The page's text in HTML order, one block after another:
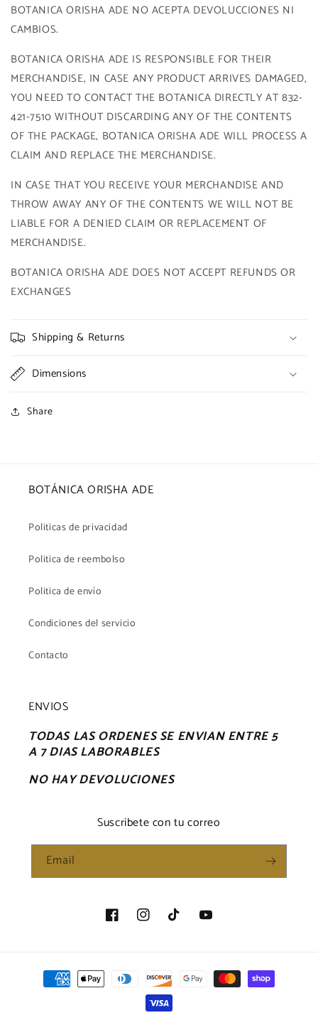
BOTANICA ORISHA ADE NO ACEPTA DEVOLUCCIONES NI
CAMBIOS.
BOTANICA ORISHA ADE IS RESPONSIBLE FOR THEIR
MERCHANDISE, IN CASE ANY PRODUCT ARRIVES DAMAGED,
YOU NEED TO CONTACT THE BOTANICA DIRECTLY AT 832-
421-7510 WITHOUT DISCARDING ANY OF THE CONTENTS
OF THE PACKAGE, BOTANICA ORISHA ADE WILL PROCESS A
CLAIM AND REPLACE THE MERCHANDISE.
IN CASE THAT YOU RECEIVE YOUR MERCHANDISE AND
THROW AWAY ANY OF THE CONTENTS WE WILL NOT BE
LIABLE FOR A DENIED CLAIM OR REPLACEMENT OF
MERCHANDISE.
BOTANICA ORISHA ADE DOES NOT ACCEPT REFUNDS OR
EXCHANGES
Shipping & Returns
Dimensions
Share
BOTÁNICA ORISHA ADE
Politicas de privacidad
Politica de reembolso
Politica de envío
Condiciones del servicio
Contacto
ENVIOS
TODAS LAS ORDENES SE ENVIAN ENTRE 5
A 7 DIAS LABORABLES
NO HAY DEVOLUCIONES
Suscribete con tu correo
Email
FacebookInstagramTikTok YouTube
Payment
methods